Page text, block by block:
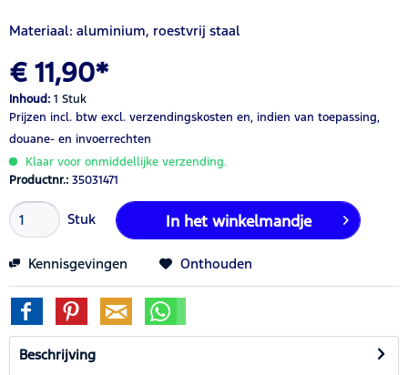
Materiaal: aluminium, roestvrij staal
€ 11,90*
Inhoud: 1 Stuk
Prijzen incl. btw excl. verzendingskosten en, indien van toepassing,
douane- en invoerrechten
Klaar voor onmiddellijke verzending.
Productnr.: 35031471
Stuk In het winkelmandje
Kennisgevingen Onthouden
Beschrijving